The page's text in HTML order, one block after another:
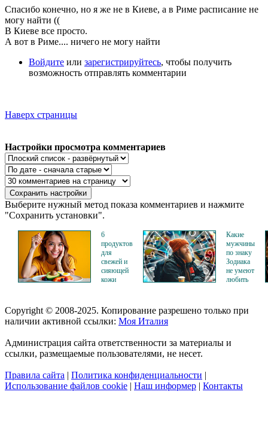
Спасибо конечно, но я же не в Киеве, а в Риме расписание не
могу найти ((
В Киеве все просто.
А вот в Риме.... ничего не могу найти
Войдите или зарегистрируйтесь, чтобы получить
возможность отправлять комментарии
Наверх страницы
Настройки просмотра комментариев
Выберите нужный метод показа комментариев и нажмите
"Сохранить установки".
6
продуктов
для
свежей и
сияющей
кожи
Какие
мужчины
по знаку
Зодиака
не умеют
любить
Copyright © 2008-2025. Копирование разрешено только при
наличии активной ссылки: Моя Италия
Администрация сайта ответственности за материалы и
ссылки, размещаемые пользователями, не несет.
Правила сайта | Политика конфиденциальности |
Использование файлов cookie | Наш информер | Контакты